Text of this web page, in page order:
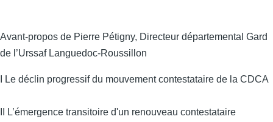
Avant-propos de Pierre Pétigny, Directeur départemental Gard
de l’Urssaf Languedoc-Roussillon
I Le déclin progressif du mouvement contestataire de la CDCA
II L’émergence transitoire d'un renouveau contestataire